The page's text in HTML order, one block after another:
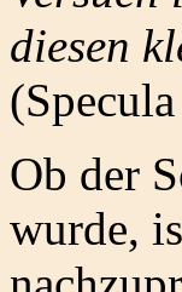
diesen
Ob der
wurde,